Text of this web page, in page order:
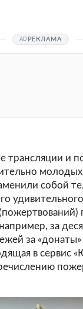
РЕКЛАМА
трансляции и
молодых
собой
за
за
в сервис